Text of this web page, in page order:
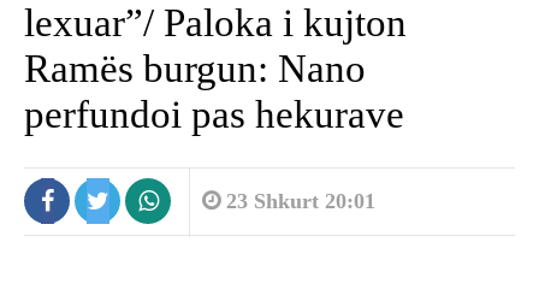
lexuar”/ Paloka i kujton
Ramës burgun: Nano
perfundoi pas hekurave
23 Shkurt 20:01